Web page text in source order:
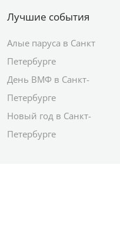
Лучшие события
Алые паруса в Санкт
Петербурге
День ВМФ в Санкт-
Петербурге
Новый год в Санкт-
Петербурге